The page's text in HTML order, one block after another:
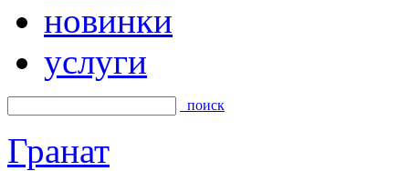
новинки
услуги
поиск
Гранат